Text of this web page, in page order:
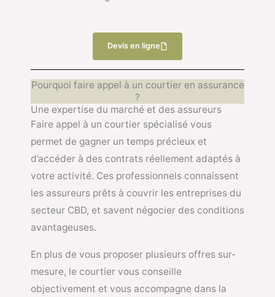
Devis en ligne
Pourquoi faire appel à un courtier en assurance
?
Une expertise du marché et des assureurs
Faire appel à un courtier spécialisé vous
permet de gagner un temps précieux et
d’accéder à des contrats réellement adaptés à
votre activité. Ces professionnels connaissent
les assureurs prêts à couvrir les entreprises du
secteur CBD, et savent négocier des conditions
avantageuses.
En plus de vous proposer plusieurs offres sur-
mesure, le courtier vous conseille
objectivement et vous accompagne dans la